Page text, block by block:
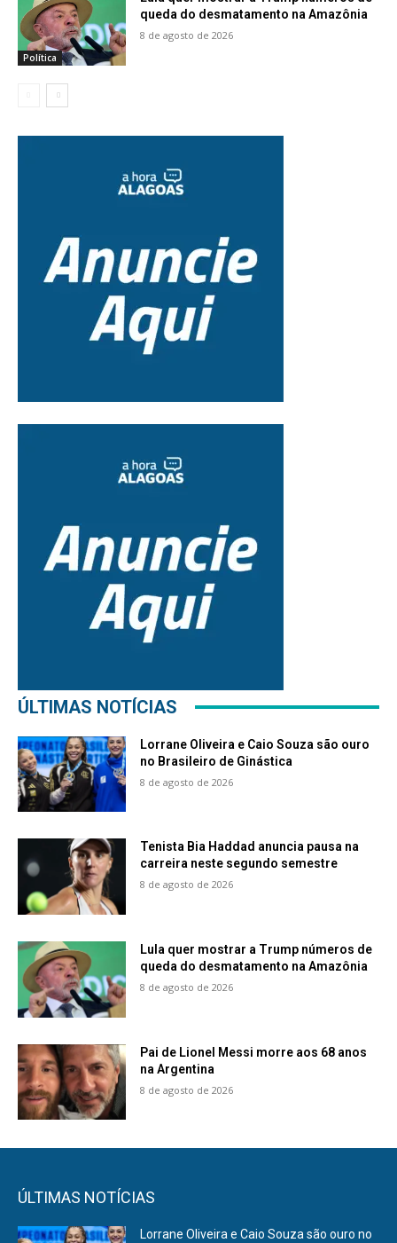
Política
queda do desmatamento na Amazônia
8 de agosto de 2026
ÚLTIMAS NOTÍCIAS
Lorrane Oliveira e Caio Souza são ouro
no Brasileiro de Ginástica
8 de agosto de 2026
Tenista Bia Haddad anuncia pausa na
carreira neste segundo semestre
8 de agosto de 2026
Lula quer mostrar a Trump números de
queda do desmatamento na Amazônia
8 de agosto de 2026
Pai de Lionel Messi morre aos 68 anos
na Argentina
8 de agosto de 2026
ÚLTIMAS NOTÍCIAS
Lorrane Oliveira e Caio Souza são ouro no